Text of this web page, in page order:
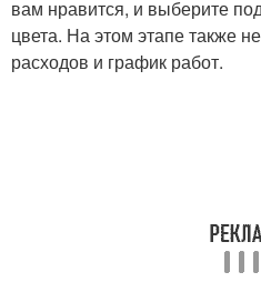
вам нравится, и выберите
цвета. На этом этапе также
расходов и график работ.